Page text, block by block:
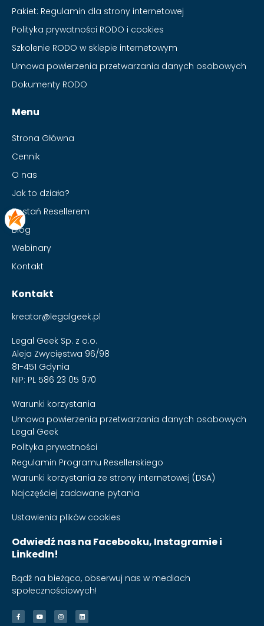
Pakiet: Regulamin dla strony internetowej
Polityka prywatności RODO i cookies
Szkolenie RODO w sklepie internetowym
Umowa powierzenia przetwarzania danych osobowych
Dokumenty RODO
Menu
Strona Główna
Cennik
O nas
Jak to działa?
Zostań Resellerem
Blog
Webinary
Kontakt
Kontakt
kreator@legalgeek.pl
Legal Geek Sp. z o.o.
Aleja Zwycięstwa 96/98
81-451 Gdynia
NIP: PL 586 23 05 970
Warunki korzystania
Umowa powierzenia przetwarzania danych osobowych
Legal Geek
Polityka prywatności
Regulamin Programu Resellerskiego
Warunki korzystania ze strony internetowej (DSA)
Najczęściej zadawane pytania
Ustawienia plików cookies
Odwiedź nas na Facebooku, Instagramie i
LinkedIn!
Bądź na bieżąco, obserwuj nas w mediach
społecznościowych!